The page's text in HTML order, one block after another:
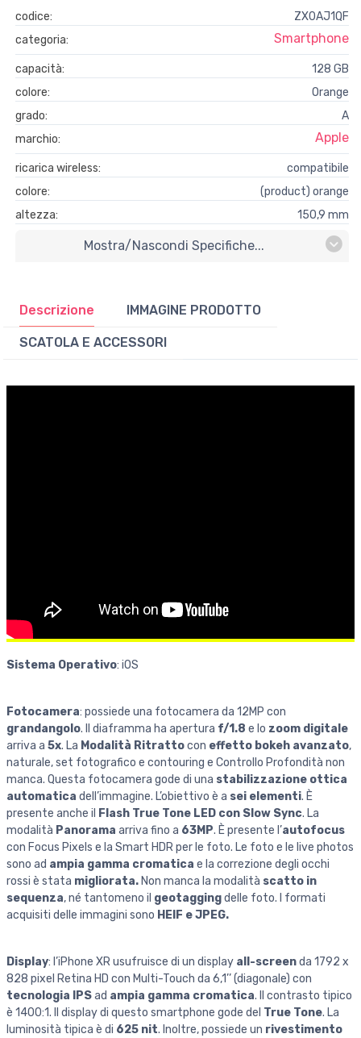
codice:
ZX0AJ1QF
categoria:
Smartphone
capacità:
128 GB
colore:
Orange
grado:
A
marchio:
Apple
ricarica wireless:
compatibile
colore:
(product) orange
altezza:
150,9 mm
Mostra/nascondi Specifiche...
Descrizione IMMAGINE PRODOTTO
SCATOLA E ACCESSORI
Sistema Operativo: iOS
Fotocamera: possiede una fotocamera da 12MP con
grandangolo. Il diaframma ha apertura f/1.8 e lo zoom digitale
arriva a 5x. La Modalità Ritrattocon effetto bokeh avanzato,
naturale, set fotografico e contouring e Controllo Profondità non
manca. Questa fotocamera gode di una stabilizzazione ottica
automatica dell’immagine. L’obiettivo è a sei elementi. È
presente anche il Flash True Tone LED con Slow Sync. La
modalità Panorama arriva fino a 63MP. È presente l’autofocus
con Focus Pixels e la Smart HDR per le foto. Le foto e le live photos
sono ad ampia gamma cromatica e la correzione degli occhi
rossi è stata migliorata. Non manca la modalità scatto in
sequenza, né tantomeno il geotaggingdelle foto. I formati
acquisiti delle immagini sono HEIF e JPEG.
Display: l’iPhone XR usufruisce di un display all-screenda 1792 x
828 pixel Retina HD con Multi-Touch da 6,1’’ (diagonale) con
tecnologia IPSad ampia gamma cromatica. Il contrasto tipico
è 1400:1. Il display di questo smartphone gode del True Tone. La
luminosità tipica è di 625 nit. Inoltre, possiede un rivestimento